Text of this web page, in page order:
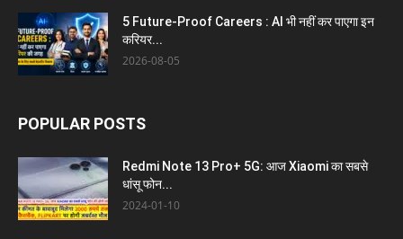
5 Future-Proof Careers : AI भी नहीं कर पाएगा इन
करियर...
2026-08-05
POPULAR POSTS
Redmi Note 13 Pro+ 5G: आज Xiaomi का सबसे
धांसू फोन...
2024-01-10